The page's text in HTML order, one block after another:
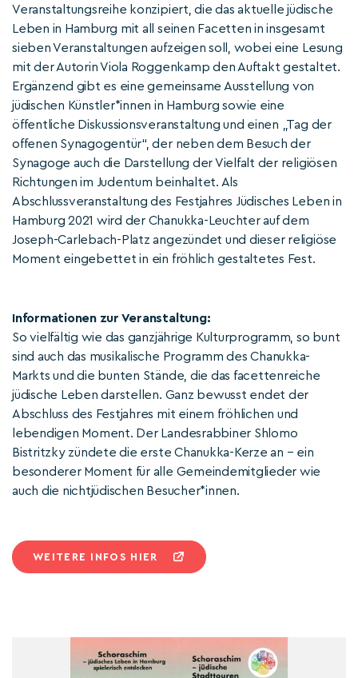
Veranstaltungsreihe konzipiert, die das aktuelle jüdische
Leben in Hamburg mit all seinen Facetten in insgesamt
sieben Veranstaltungen aufzeigen soll, wobei eine Lesung
mit der Autorin Viola Roggenkamp den Auftakt gestaltet.
Ergänzend gibt es eine gemeinsame Ausstellung von
jüdischen Künstler*innen in Hamburg sowie eine
öffentliche Diskussionsveranstaltung und einen „Tag der
offenen Synagogentür“, der neben dem Besuch der
Synagoge auch die Darstellung der Vielfalt der religiösen
Richtungen im Judentum beinhaltet. Als
Abschlussveranstaltung des Festjahres Jüdisches Leben in
Hamburg 2021 wird der Chanukka-Leuchter auf dem
Joseph-Carlebach-Platz angezündet und dieser religiöse
Moment eingebettet in ein fröhlich gestaltetes Fest.
Informationen zur Veranstaltung:
So vielfältig wie das ganzjährige Kulturprogramm, so bunt
sind auch das musikalische Programm des Chanukka-
Markts und die bunten Stände, die das facettenreiche
jüdische Leben darstellen. Ganz bewusst endet der
Abschluss des Festjahres mit einem fröhlichen und
lebendigen Moment. Der Landesrabbiner Shlomo
Bistritzky zündete die erste Chanukka-Kerze an – ein
besonderer Moment für alle Gemeindemitglieder wie
auch die nichtjüdischen Besucher*innen.
WEITERE INFOS HIER